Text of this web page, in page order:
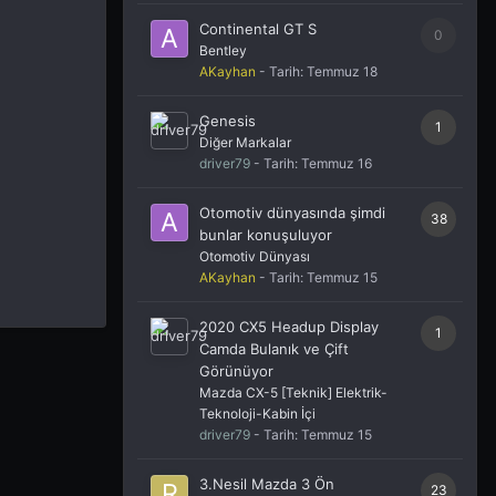
0
Continental GT S
Bentley
AKayhan - Tarih: Temmuz 18
1
Genesis
Diğer Markalar
driver79 - Tarih: Temmuz 16
38
Otomotiv dünyasında şimdi
bunlar konuşuluyor
Otomotiv Dünyası
AKayhan - Tarih: Temmuz 15
1
2020 CX5 Headup Display
Camda Bulanık ve Çift
Görünüyor
Mazda CX-5 [Teknik] Elektrik-
Teknoloji-Kabin İçi
driver79 - Tarih: Temmuz 15
23
3.Nesil Mazda 3 Ön